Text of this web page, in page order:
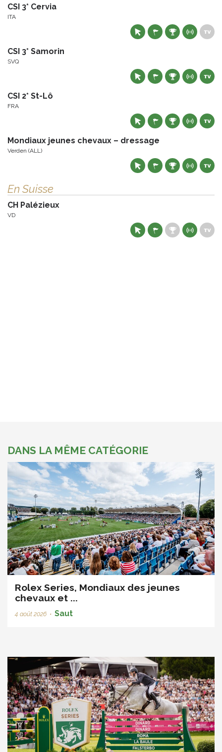
CSI 3* Cervia
ITA
CSI 3* Samorin
SVQ
CSI 2* St-Lô
FRA
Mondiaux jeunes chevaux – dressage
Verden (ALL)
En Suisse
CH Palézieux
VD
DANS LA MÊME CATÉGORIE
Rolex Series, Mondiaux des jeunes
chevaux et ...
4 août 2026 • Saut